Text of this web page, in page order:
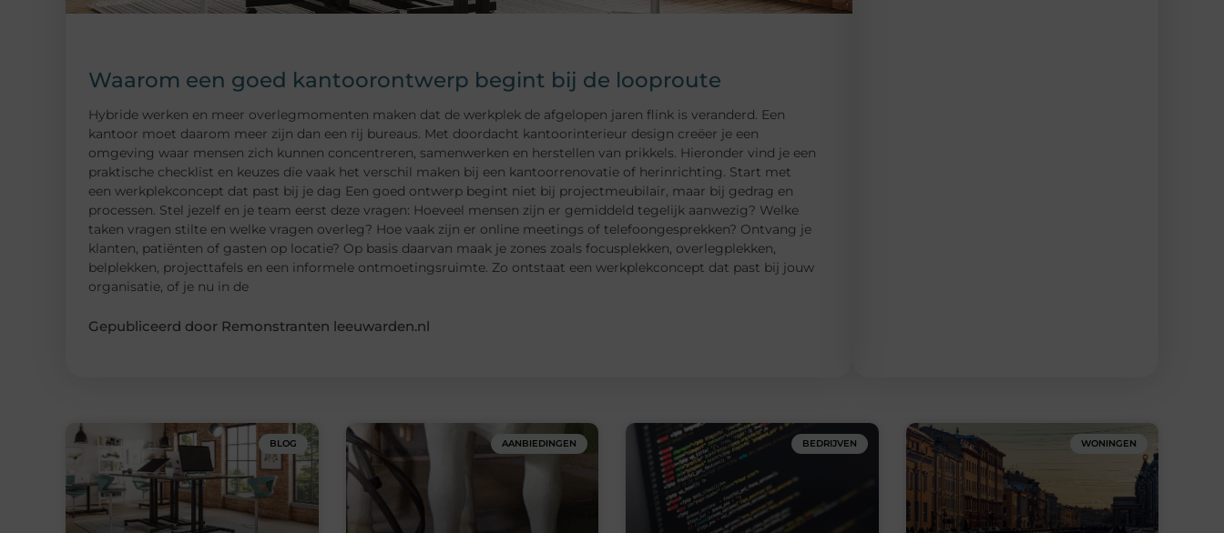
Waarom een goed kantoorontwerp begint bij de looproute
Hybride werken en meer overlegmomenten maken dat de werkplek de afgelopen jaren flink is veranderd. Een
kantoor moet daarom meer zijn dan een rij bureaus. Met doordacht kantoorinterieur design creëer je een
omgeving waar mensen zich kunnen concentreren, samenwerken en herstellen van prikkels. Hieronder vind je een
praktische checklist en keuzes die vaak het verschil maken bij een kantoorrenovatie of herinrichting. Start met
een werkplekconcept dat past bij je dag Een goed ontwerp begint niet bij projectmeubilair, maar bij gedrag en
processen. Stel jezelf en je team eerst deze vragen: Hoeveel mensen zijn er gemiddeld tegelijk aanwezig? Welke
taken vragen stilte en welke vragen overleg? Hoe vaak zijn er online meetings of telefoongesprekken? Ontvang je
klanten, patiënten of gasten op locatie? Op basis daarvan maak je zones zoals focusplekken, overlegplekken,
belplekken, projecttafels en een informele ontmoetingsruimte. Zo ontstaat een werkplekconcept dat past bij jouw
organisatie, of je nu in de
Gepubliceerd door Remonstranten leeuwarden.nl
BLOG AANBIEDINGEN BEDRIJVEN WONINGEN